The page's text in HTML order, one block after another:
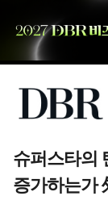
슈퍼스타의
증가하는가